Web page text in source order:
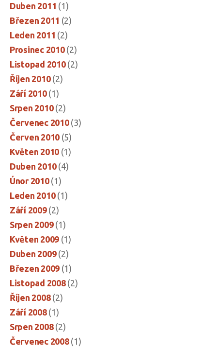
Duben 2011 (1)
Březen 2011 (2)
Leden 2011 (2)
Prosinec 2010(2)
Listopad 2010(2)
Říjen 2010(2)
Září 2010(1)
Srpen 2010(2)
Červenec 2010(3)
Červen 2010 (5)
Květen 2010 (1)
Duben 2010(4)
Únor 2010(1)
Leden 2010(1)
Září 2009(2)
Srpen 2009(1)
Květen 2009 (1)
Duben 2009(2)
Březen 2009 (1)
Listopad 2008(2)
Říjen 2008(2)
Září 2008(1)
Srpen 2008(2)
Červenec 2008(1)